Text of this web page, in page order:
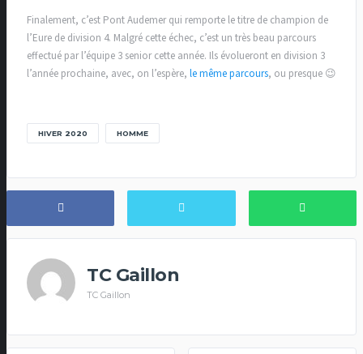
Finalement, c’est Pont Audemer qui remporte le titre de champion de
l’Eure de division 4. Malgré cette échec, c’est un très beau parcours
effectué par l’équipe 3 senior cette année. Ils évolueront en division 3
l’année prochaine, avec, on l’espère, le même parcours, ou presque 😉
HIVER 2020 HOMME
TC Gaillon
TC Gaillon